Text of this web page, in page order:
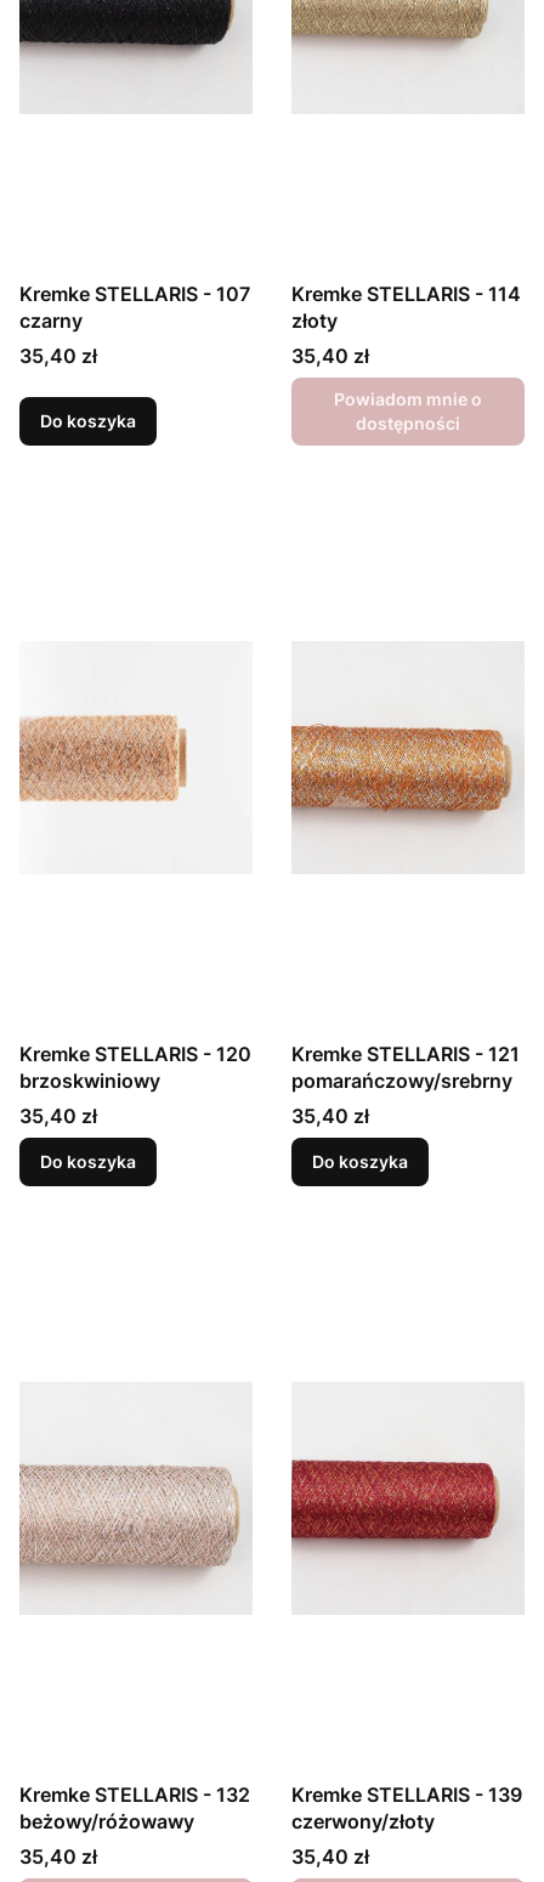
Kremke STELLARIS - 107
czarny
Cena
35,40 zł
Do koszyka
Kremke STELLARIS - 114
złoty
Cena
35,40 zł
Powiadom mnie o
dostępności
Kremke STELLARIS - 120
brzoskwiniowy
Cena
35,40 zł
Do koszyka
Kremke STELLARIS - 121
pomarańczowy/srebrny
Cena
35,40 zł
Do koszyka
Kremke STELLARIS - 132
beżowy/różowawy
Cena
35,40 zł
Kremke STELLARIS - 139
czerwony/złoty
Cena
35,40 zł